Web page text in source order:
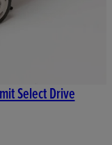
Select Drive
1089,00 €.